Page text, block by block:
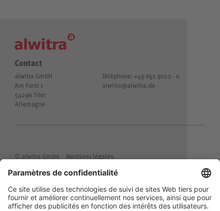
Contact
alwitra GmbH
Am Forst 1
54296 Trier
Allemagne
Téléphone: +49 651 9102 - 0
alwitra@alwitra.de
© alwitra GmbH Mentions légales
Confidentialité des informations clients
Protection des données